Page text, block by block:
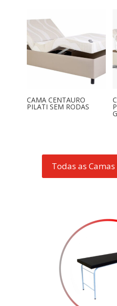
CAMA CENTAURO
PILATI SEM RODAS
Todas as